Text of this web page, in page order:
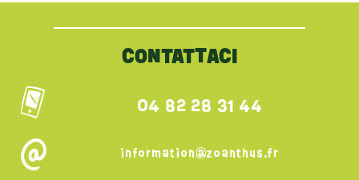
CONTATTACI
04 82 28 31 44
information@zoanthus.fr